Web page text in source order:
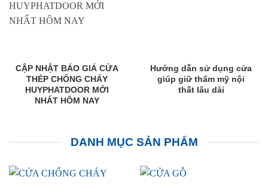
CẬP NHẬT BÁO GIÁ CỬA
THÉP CHỐNG CHÁY
HUYPHATDOOR MỚI
NHẤT HÔM NAY
Hướng dẫn sử dụng cửa
giúp giữ thẩm mỹ nội
thất lâu dài
DANH MỤC SẢN PHẨM